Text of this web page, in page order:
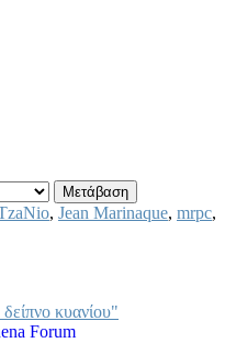
, Jean Marinaque, mrpc,
κυανίου"
Forum